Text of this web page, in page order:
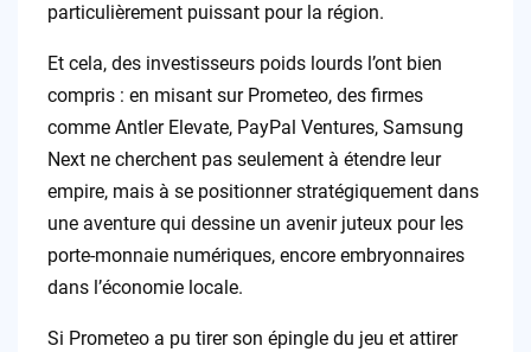
particulièrement puissant pour la région.
Et cela, des investisseurs poids lourds l’ont bien
compris : en misant sur Prometeo, des firmes
comme Antler Elevate, PayPal Ventures, Samsung
Next ne cherchent pas seulement à étendre leur
empire, mais à se positionner stratégiquement dans
une aventure qui dessine un avenir juteux pour les
porte-monnaie numériques, encore embryonnaires
dans l’économie locale.
Si Prometeo a pu tirer son épingle du jeu et attirer